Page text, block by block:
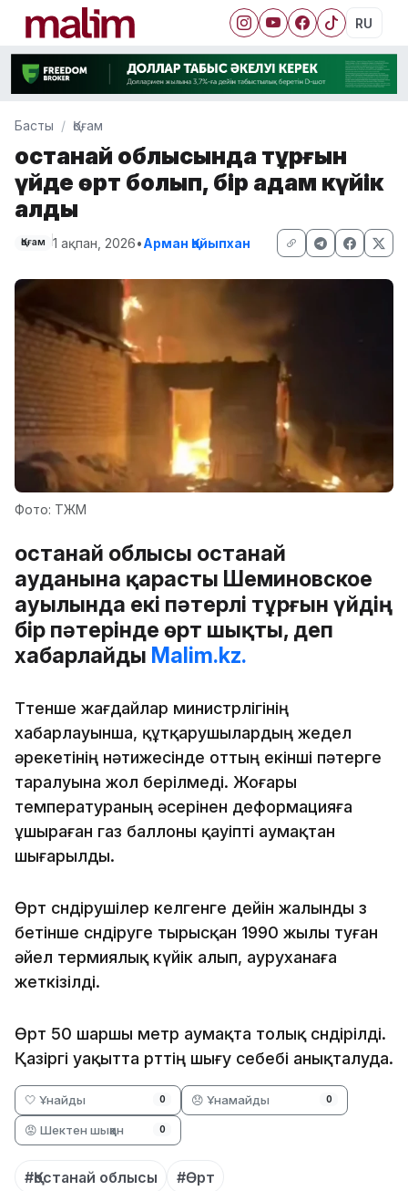
RU
Басты Қоғам
Қостанай облысында тұрғын
үйде өрт болып, бір адам күйік
алды
Қоғам 1 ақпан, 2026•Арман Қайыпхан
Фото: ТЖМ
Қостанай облысы Қостанай
ауданына қарасты Шеминовское
ауылында екі пәтерлі тұрғын үйдің
бір пәтерінде өрт шықты, деп
хабарлайды Malim.kz.
Төтенше жағдайлар министрлігінің
хабарлауынша, құтқарушылардың жедел
әрекетінің нәтижесінде оттың екінші пәтерге
таралуына жол берілмеді. Жоғары
температураның әсерінен деформацияға
ұшыраған газ баллоны қауіпті аумақтан
шығарылды.
Өрт сөндірушілер келгенге дейін жалынды өз
бетінше сөндіруге тырысқан 1990 жылы туған
әйел термиялық күйік алып, ауруханаға
жеткізілді.
Өрт 50 шаршы метр аумақта толық сөндірілді.
Қазіргі уақытта өрттің шығу себебі анықталуда.
🤍 Ұнайды 0 😞 Ұнамайды 0
😡 Шектен шыққан 0
#Қостанай облысы #Өрт